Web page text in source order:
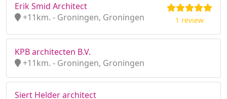
Erik Smid Architect
+11km. - Groningen, Groningen
1 review
KPB architecten B.V.
+11km. - Groningen, Groningen
Siert Helder architect